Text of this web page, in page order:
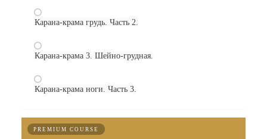
Карана-крама грудь. Часть 2.
Карана-крама 3. Шейно-грудная.
Карана-крама ноги. Часть 3.
PREMIUM COURSE